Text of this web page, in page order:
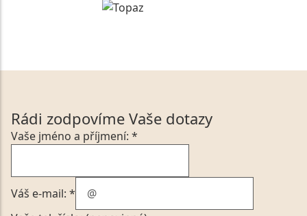
Rádi zodpovíme Vaše dotazy
Vaše jméno a příjmení: *
Váš e-mail: *